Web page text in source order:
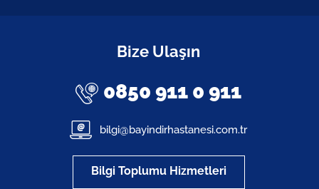
Bize Ulaşın
0850 911 0 911
bilgi@bayindirhastanesi.com.tr
Bilgi Toplumu Hizmetleri